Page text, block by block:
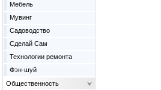
Мебель
Мувинг
Садоводство
Сделай Сам
Технологии ремонта
Фэн-шуй
Общественность